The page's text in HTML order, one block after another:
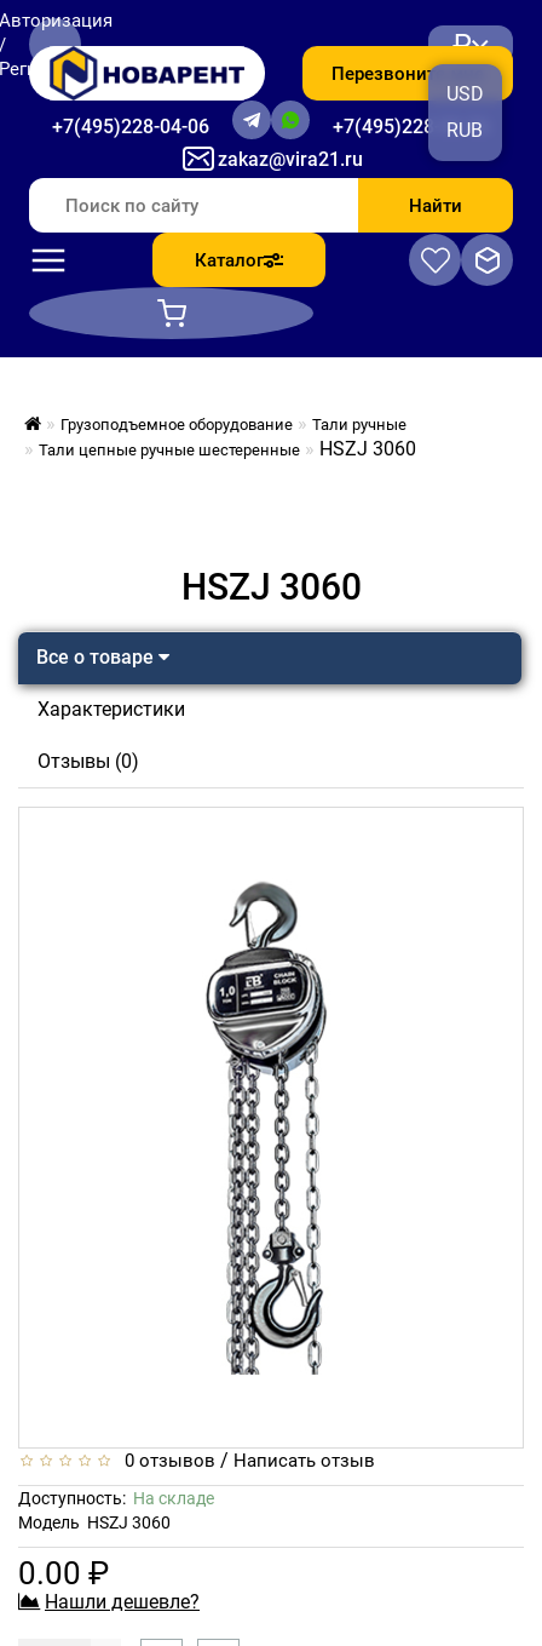
zakaz@vira21.ru
+7(495)228-04-06 +7(495)228-06-56
Перезвоните мне
₽
USD
RUB
Найти
Каталог
Грузоподъемное оборудование
Тали ручные
Тали цепные ручные шестеренные
HSZJ 3060
HSZJ 3060
Все о товаре
Характеристики
Отзывы (0)
0 отзывов / Написать отзыв
Доступность: На складе
Модель HSZJ 3060
0.00 ₽
Нашли дешевле?